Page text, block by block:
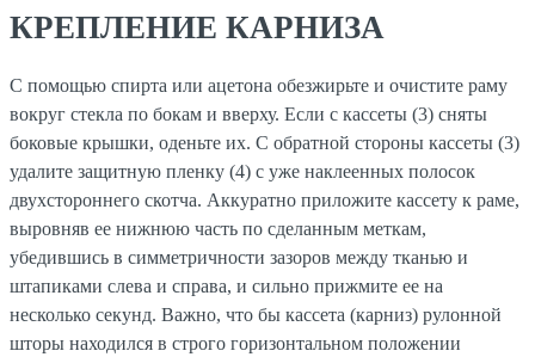
КРЕПЛЕНИЕ КАРНИЗА
С помощью спирта или ацетона обезжирьте и очистите раму
вокруг стекла по бокам и вверху. Если с кассеты (3) сняты
боковые крышки, оденьте их. С обратной стороны кассеты (3)
удалите защитную пленку (4) с уже наклеенных полосок
двухстороннего скотча. Аккуратно приложите кассету к раме,
выровняв ее нижнюю часть по сделанным меткам,
убедившись в симметричности зазоров между тканью и
штапиками слева и справа, и сильно прижмите ее на
несколько секунд. Важно, что бы кассета (карниз) рулонной
шторы находился в строго горизонтальном положении